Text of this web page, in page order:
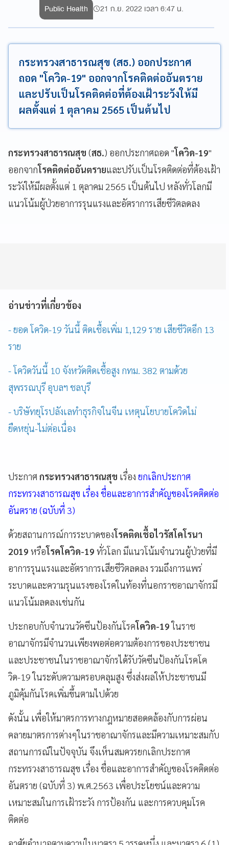
Public Health 21 ก.ย. 2022 เวลา 6:47 น.
กระทรวงสาธารณสุข (สธ.) ออกประกาศ
ถอด "โควิด-19" ออกจากโรคติดต่ออันตราย
และปรับเป็นโรคติดต่อที่ต้องเฝ้าระวังให้มี
ผลตั้งแต่ 1 ตุลาคม 2565 เป็นต้นไป
กระทรวงสาธารณสุข (สธ.) ออกประกาศถอด "โควิด-19"
ออกจากโรคติดต่ออันตรายและปรับเป็นโรคติดต่อที่ต้องเฝ้า
ระวังให้มีผลตั้งแต่ 1 ตุลาคม 2565 เป็นต้นไป หลังทั่วโลกมี
แนวโน้มผู้ป่วยอาการรุนแรงและอัตราการเสียชีวิตลดลง
อ่านข่าวที่เกี่ยวข้อง
- ยอด โควิด-19 วันนี้ ติดเชื้อเพิ่ม 1,129 ราย เสียชีวิตอีก 13
ราย
- โควิดวันนี้ 10 จังหวัดติดเชื้อสูง กทม. 382 ตามด้วย
สุพรรณบุรี อุบลฯ ชลบุรี
- บริษัทยุโรปลังเลทำธุรกิจในจีน เหตุนโยบายโควิดไม่
ยืดหยุ่น-ไม่ต่อเนื่อง
ประกาศ กระทรวงสาธารณสุข เรื่อง ยกเลิกประกาศ
กระทรวงสาธารณสุข เรื่อง ชื่อและอาการสำคัญของโรคติดต่อ
อันตราย (ฉบับที่ 3)
ด้วยสถานการณ์การระบาดของโรคติดเชื้อไวรัสโคโรนา
2019 หรือโรคโควิด-19 ทั่วโลก มีแนวโน้มจำนวนผู้ป่วยที่มี
อาการรุนแรงและอัตราการเสียชีวิตลดลง รวมถึงการแพร่
ระบาดและความรุนแรงของโรคในท้องที่นอกราชอาณาจักรมี
แนวโน้มลดลงเช่นกัน
ประกอบกับจำนวนวัคซีนป้องกันโรคโควิด-19ในราช
อาณาจักรมีจำนวนเพียงพอต่อความต้องการของประชาชน
และประชาชนในราชอาณาจักรได้รับวัคซีนป้องกันโรคโค
วิด-19 ในระดับความครอบคลุมสูง ซึ่งส่งผลให้ประชาชนมี
ภูมิคุ้มกันโรคเพิ่มขึ้นตามไปด้วย
ดังนั้น เพื่อให้มาตรการทางกฎหมายสอดคล้องกับการผ่อน
คลายมาตรการต่างๆในราชอาณาจักรและมีความเหมาะสมกับ
สถานการณ์ในปัจจุบัน จึงเห็นสมควรยกเลิกประกาศ
กระทรวงสาธารณสุข เรื่อง ชื่อและอาการสำคัญของโรคติดต่อ
อันตราย (ฉบับที่ 3) พ.ศ.2563 เพื่อประโยชน์และความ
เหมาะสมในการเฝ้าระวัง การป้องกัน และการควบคุมโรค
ติดต่อ